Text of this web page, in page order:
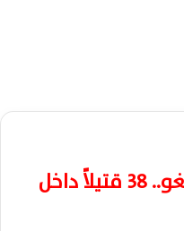
مجزرة دامية في الكونغو.. 38 قتيلاً داخل